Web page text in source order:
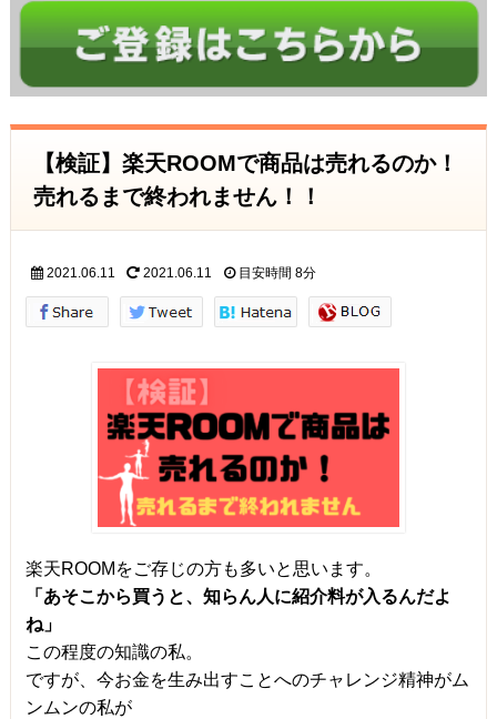
【検証】楽天ROOMで商品は売れるのか！
売れるまで終われません！！
2021.06.11 2021.06.11 目安時間 8分
楽天ROOMをご存じの方も多いと思います。
「あそこから買うと、知らん人に紹介料が入るんだよ
ね」
この程度の知識の私。
ですが、今お金を生み出すことへのチャレンジ精神がム
ンムンの私が